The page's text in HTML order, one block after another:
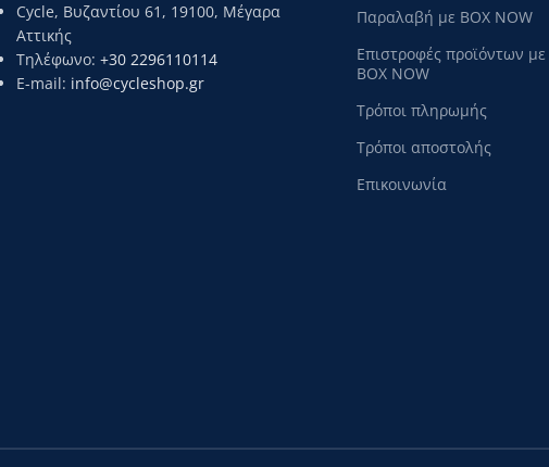
Cycle, Βυζαντίου 61, 19100, Μέγαρα
Αττικής
Τηλέφωνο: +30 2296110114
E-mail: info@cycleshop.gr
Παραλαβή με BOX NOW
Επιστροφές προϊόντων με
BOX NOW
Τρόποι πληρωμής
Τρόποι αποστολής
Επικοινωνία